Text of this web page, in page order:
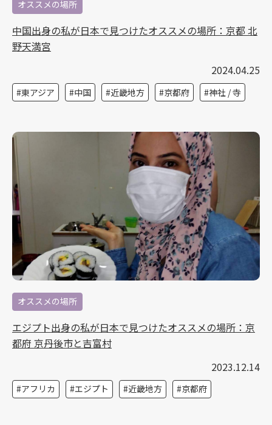
オススメの場所
中国出身の私が日本で見つけたオススメの場所：京都 北
野天満宮
2024.04.25
東アジア 中国 近畿地方 京都府 神社 / 寺
オススメの場所
エジプト出身の私が日本で見つけたオススメの場所：京
都府 京丹後市と吉富村
2023.12.14
アフリカ エジプト 近畿地方 京都府